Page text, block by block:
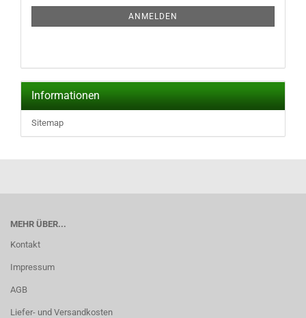
ANMELDEN
Informationen
Sitemap
MEHR ÜBER...
Kontakt
Impressum
AGB
Liefer- und Versandkosten